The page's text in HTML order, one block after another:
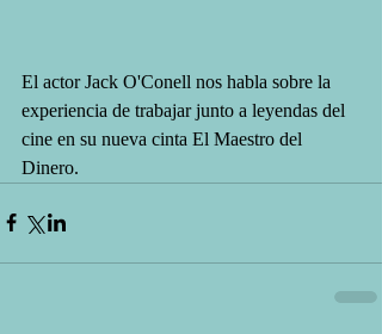
El actor Jack O'Conell nos habla sobre la
experiencia de trabajar junto a leyendas del
cine en su nueva cinta El Maestro del
Dinero.